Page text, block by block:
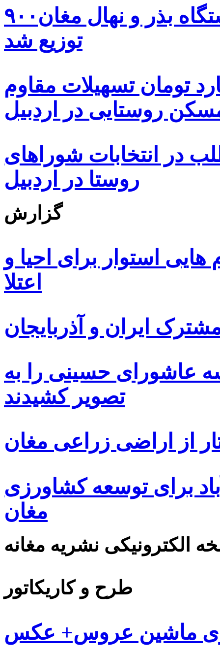
۹۰۰هزار اصله نهال توسط ایستگاه بذر و نهال مغان
توزیع شد
هزار و ۴۸۰ میلیارد تومان تسهیلات مقاوم
روستایی در اردبیل
از ۵۰۰۰ داوطلب در انتخابات شوراهای
روستا در اردبیل
گزارش
استوار برای احیا و
اعتلا
ایران و آذربایجان
عاشورای حسینی را به
تصویر کشیدند
از اراضی زراعی مغان
برای توسعه کشاورزی
مغان
الکترونیکی نشریه مغانه
طرح و کاریکاتور